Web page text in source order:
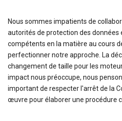
Nous sommes impatients de
autorités de protection des données
compétents en la matière au cours
perfectionner notre approche. La
changement de taille pour les
impact nous préoccupe, nous
important de respecter l'arrêt de la
œuvre pour élaborer une procédure